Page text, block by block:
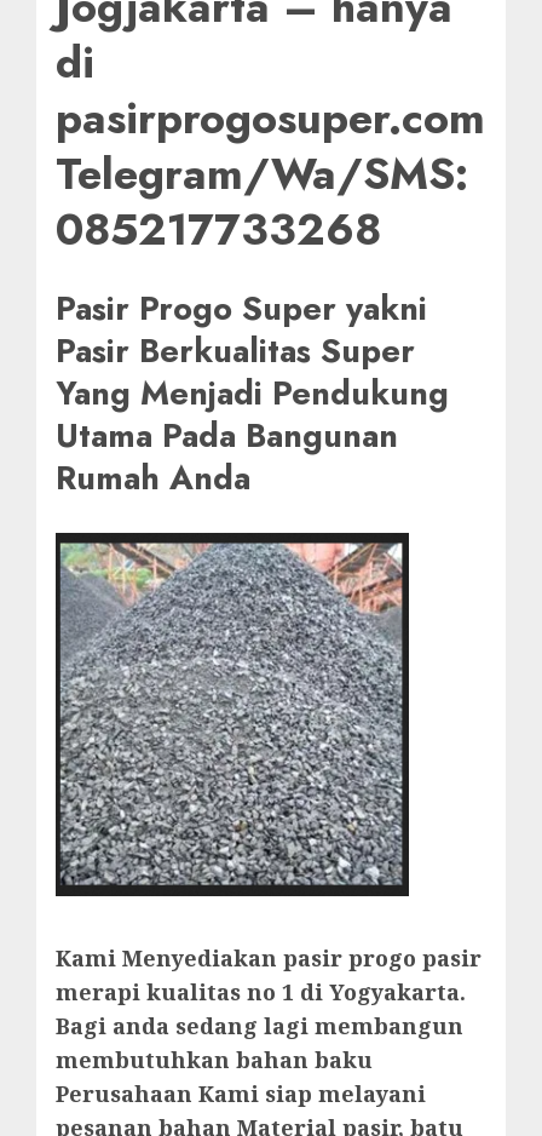
di
pasirprogosuper.com
Telegram/Wa/SMS:
085217733268
Pasir Progo Super yakni
Pasir Berkualitas Super
Yang Menjadi Pendukung
Utama Pada Bangunan
Rumah Anda
Kami Menyediakan pasir progo pasir
merapi kualitas no 1 di Yogyakarta.
Bagi anda sedang lagi membangun
membutuhkan bahan baku
Perusahaan Kami siap melayani
pesanan bahan Material pasir, batu